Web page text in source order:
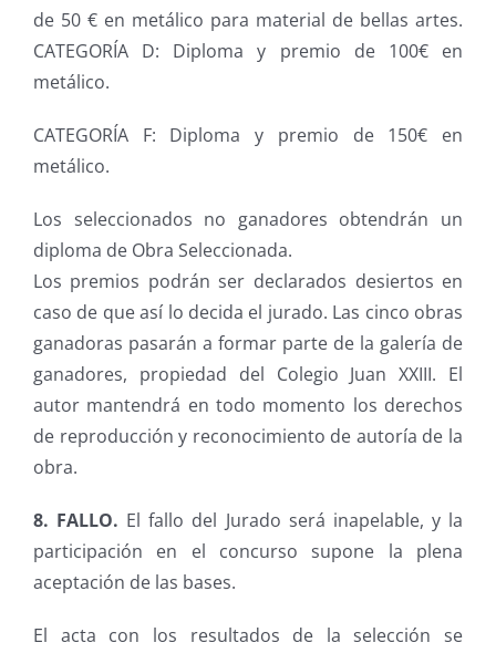
de 50 € en metálico para material de bellas artes.
CATEGORÍA D: Diploma y premio de 100€ en
metálico.
CATEGORÍA F: Diploma y premio de 150€ en
metálico.
Los seleccionados no ganadores obtendrán un
diploma de Obra Seleccionada.
Los premios podrán ser declarados desiertos en
caso de que así lo decida el jurado. Las cinco obras
ganadoras pasarán a formar parte de la galería de
ganadores, propiedad del Colegio Juan XXIII. El
autor mantendrá en todo momento los derechos
de reproducción y reconocimiento de autoría de la
obra.
8. FALLO. El fallo del Jurado será inapelable, y la
participación en el concurso supone la plena
aceptación de las bases.
El acta con los resultados de la selección se